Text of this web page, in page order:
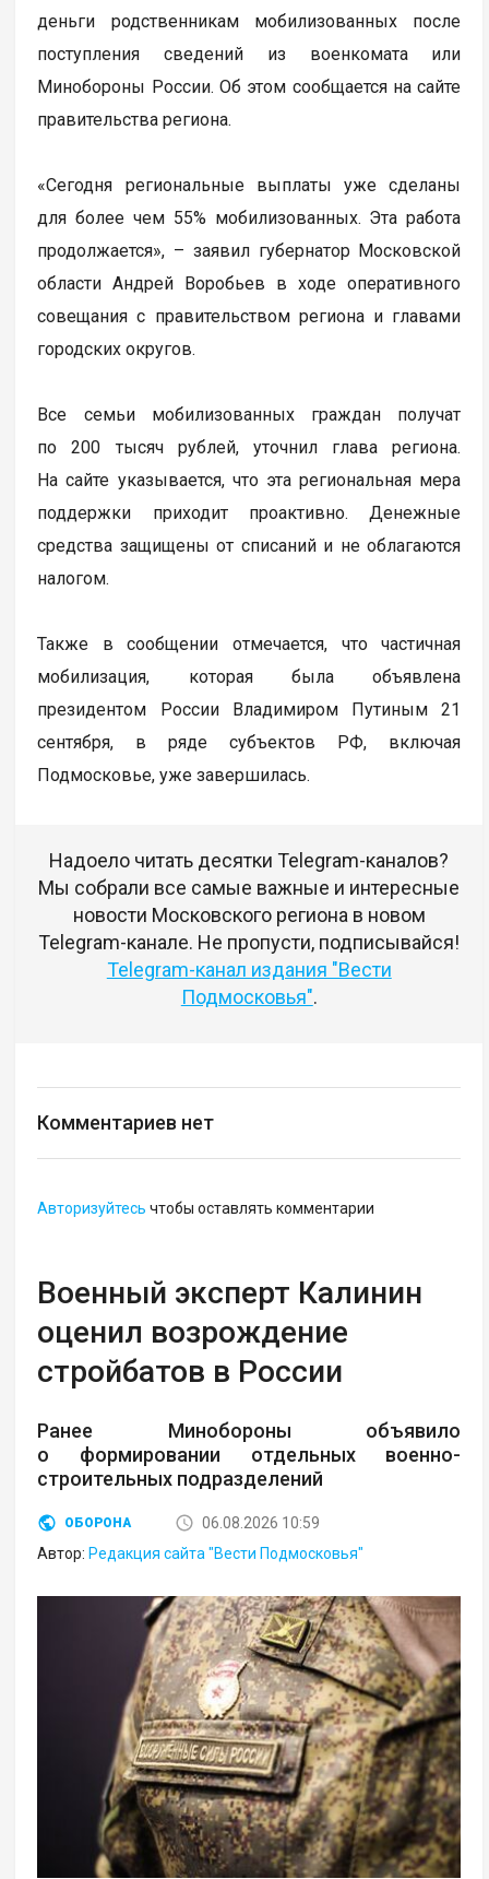
деньги родственникам мобилизованных после
поступления сведений из военкомата или
Минобороны России. Об этом сообщается на сайте
правительства региона.
«Сегодня региональные выплаты уже сделаны
для более чем 55% мобилизованных. Эта работа
продолжается», – заявил губернатор Московской
области Андрей Воробьев в ходе оперативного
совещания с правительством региона и главами
городских округов.
Все семьи мобилизованных граждан получат
по 200 тысяч рублей, уточнил глава региона.
На сайте указывается, что эта региональная мера
поддержки приходит проактивно. Денежные
средства защищены от списаний и не облагаются
налогом.
Также в сообщении отмечается, что частичная
мобилизация, которая была объявлена
президентом России Владимиром Путиным 21
сентября, в ряде субъектов РФ, включая
Подмосковье, уже завершилась.
Надоело читать десятки Telegram-каналов?
Мы собрали все самые важные и интересные
новости Московского региона в новом
Telegram-канале. Не пропусти, подписывайся!
Telegram-канал издания "Вести
Подмосковья".
Комментариев нет
Авторизуйтесь чтобы оставлять комментарии
Военный эксперт Калинин
оценил возрождение
стройбатов в России
Ранее Минобороны объявило
о формировании отдельных военно-
строительных подразделений
ОБОРОНА
06.08.2026 10:59
Автор: Редакция сайта "Вести Подмосковья"